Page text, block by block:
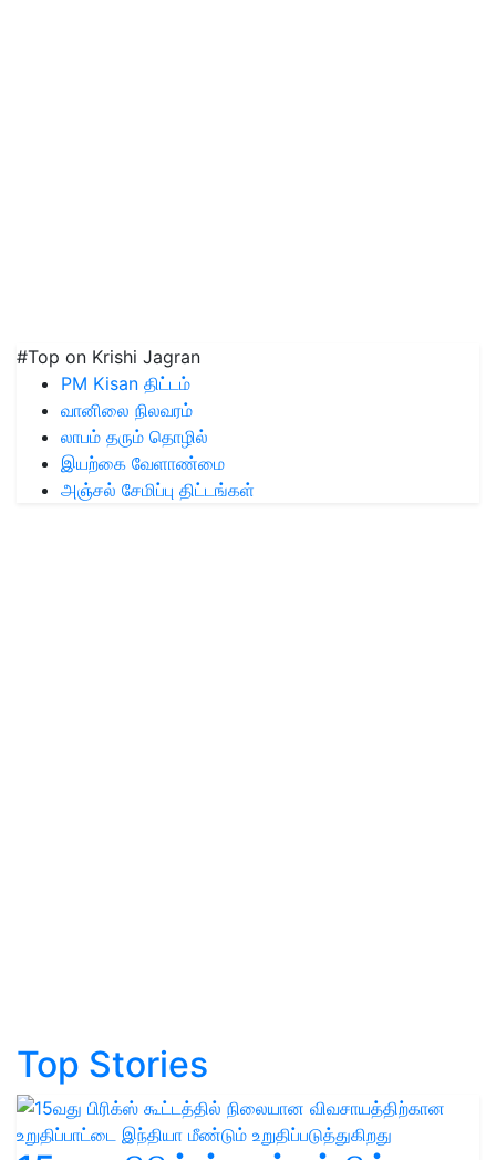
#Top on Krishi Jagran
PM Kisan திட்டம்
வானிலை நிலவரம்
லாபம் தரும் தொழில்
இயற்கை வேளாண்மை
அஞ்சல் சேமிப்பு திட்டங்கள்
Top Stories